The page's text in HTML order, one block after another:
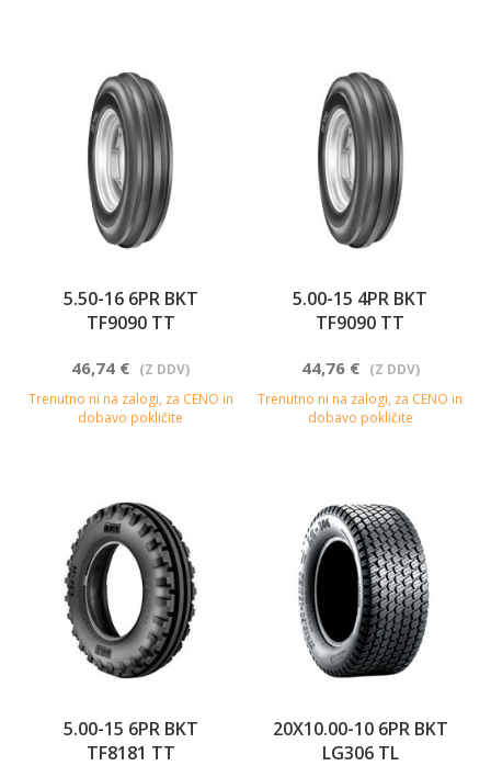
5.50-16 6PR BKT
TF9090 TT
46,74 € (Z DDV)
Trenutno ni na zalogi, za CENO in
dobavo pokličite
5.00-15 4PR BKT
TF9090 TT
44,76 €
(Z DDV)
Trenutno ni na zalogi, za CENO in
dobavo pokličite
5.00-15 6PR BKT
TF8181 TT
20X10.00-10 6PR BKT
LG306 TL